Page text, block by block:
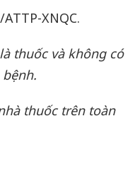
XNQC.
thuốc và không có
thuốc trên toàn